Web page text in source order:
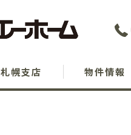
札幌支店 物件情報